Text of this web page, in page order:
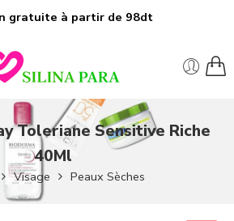
gratuite à partir de 98dt
Toleriane Sensitive Riche
40Ml
Visage Peaux Sèches